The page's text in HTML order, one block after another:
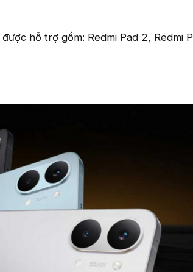
được hỗ trợ gồm: Redmi Pad 2, Redmi